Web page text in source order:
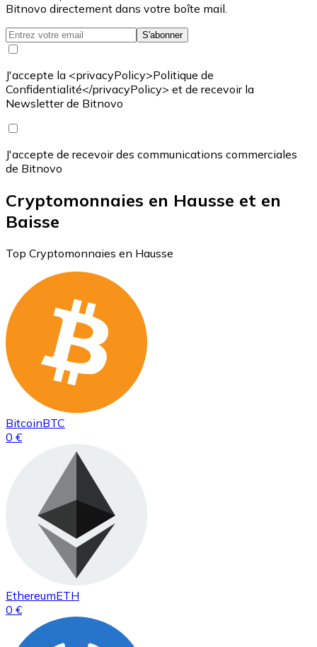
Bitnovo directement dans votre boîte mail.
S'abonner
J'accepte la <privacyPolicy>Politique de
Confidentialité</privacyPolicy> et de recevoir la
Newsletter de Bitnovo
J'accepte de recevoir des communications commerciales
de Bitnovo
Cryptomonnaies en Hausse et en
Baisse
Top Cryptomonnaies en Hausse
BitcoinBTC
0 €
EthereumETH
0 €